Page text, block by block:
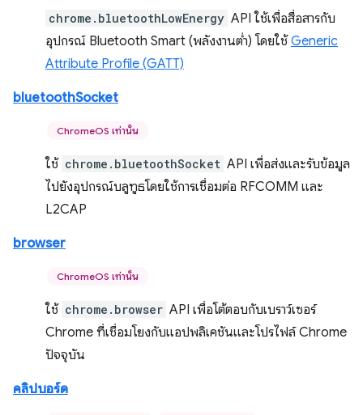
chrome.bluetoothLowEnergy API ใช้เพื่อสื่อสารกับ
อุปกรณ์ Bluetooth Smart (พลังงานต่ำ) โดยใช้ Generic
Attribute Profile (GATT)
bluetoothSocket
ChromeOS เท่านั้น
ใช้ chrome.bluetoothSocket API เพื่อส่งและรับข้อมูล
ไปยังอุปกรณ์บลูทูธโดยใช้การเชื่อมต่อ RFCOMM และ
L2CAP
browser
ChromeOS เท่านั้น
ใช้ chrome.browser API เพื่อโต้ตอบกับเบราว์เซอร์
Chrome ที่เชื่อมโยงกับแอปพลิเคชันและโปรไฟล์ Chrome
ปัจจุบัน
คลิปบอร์ด